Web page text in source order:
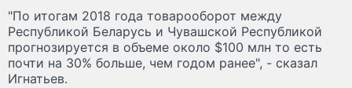
"По итогам 2018 года товарооборот между
Республикой Беларусь и Чувашской Республикой
прогнозируется в объеме около $100 млн то есть
почти на 30% больше, чем годом ранее", - сказал
Игнатьев.